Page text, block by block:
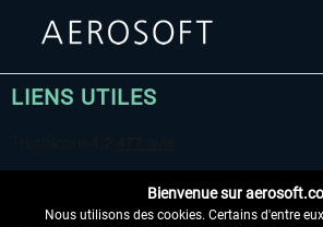
LIENS UTILES
Bienvenue sur
Nous utilisons des cookies. Certains d'entre